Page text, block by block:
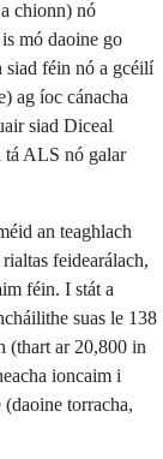
chionn) nó
mó daoine go
féin nó a gcéilí
ag íoc cánacha
siad Diceal
tá ALS nó galar
an teaghlach
feidearálach,
féin. I stát a
suas le 138
(thart ar 20,800 in
ioncaim i
torracha,